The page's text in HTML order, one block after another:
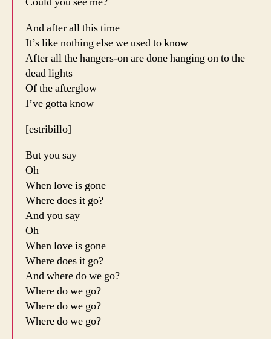
And after all this time
It’s like nothing else we used to know
After all the hangers-on are done hanging on to the
dead lights
Of the afterglow
I’ve gotta know
[estribillo]
But you say
Oh
When love is gone
Where does it go?
And you say
Oh
When love is gone
Where does it go?
And where do we go?
Where do we go?
Where do we go?
Where do we go?